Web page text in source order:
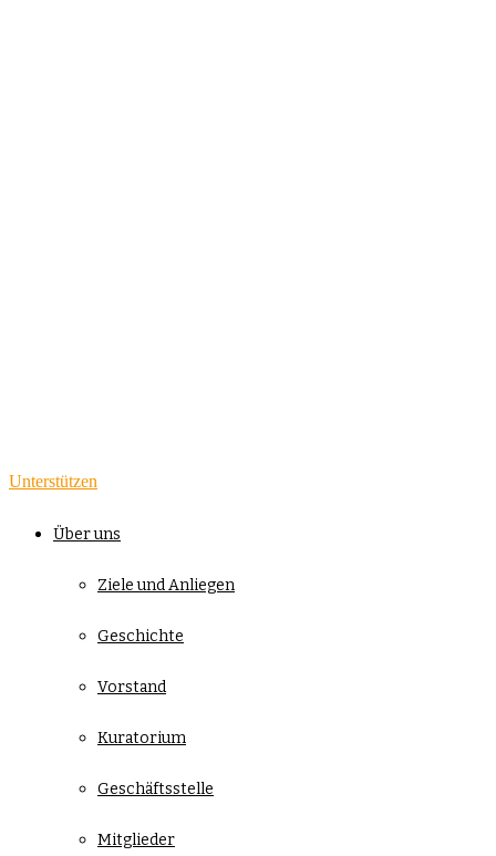
Unterstützen
Über uns
Ziele und Anliegen
Geschichte
Vorstand
Kuratorium
Geschäftsstelle
Mitglieder